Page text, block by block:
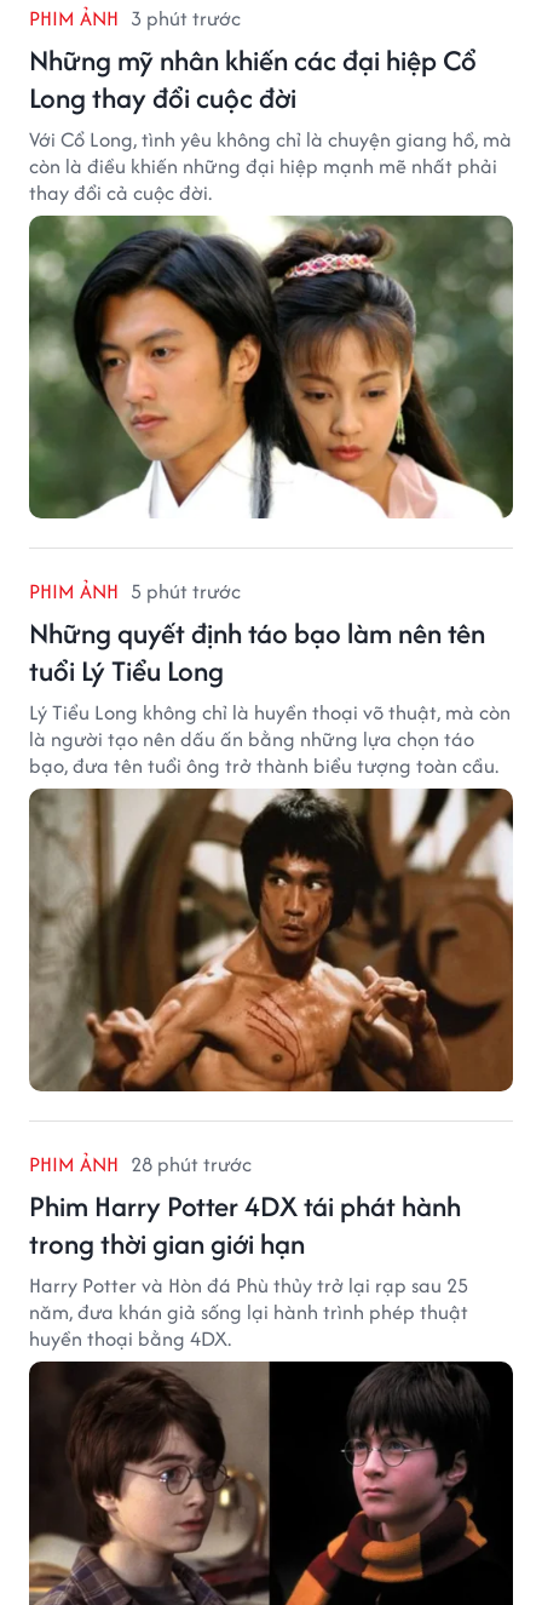
PHIM ẢNH 3 phút trước
Những mỹ nhân khiến các đại hiệp Cổ
Long thay đổi cuộc đời
Với Cổ Long, tình yêu không chỉ là chuyện giang hồ, mà
còn là điều khiến những đại hiệp mạnh mẽ nhất phải
thay đổi cả cuộc đời.
PHIM ẢNH 5 phút trước
Những quyết định táo bạo làm nên tên
tuổi Lý Tiểu Long
Lý Tiểu Long không chỉ là huyền thoại võ thuật, mà còn
là người tạo nên dấu ấn bằng những lựa chọn táo
bạo, đưa tên tuổi ông trở thành biểu tượng toàn cầu.
PHIM ẢNH 28 phút trước
Phim Harry Potter 4DX tái phát hành
trong thời gian giới hạn
Harry Potter và Hòn đá Phù thủy trở lại rạp sau 25
năm, đưa khán giả sống lại hành trình phép thuật
huyền thoại bằng 4DX.